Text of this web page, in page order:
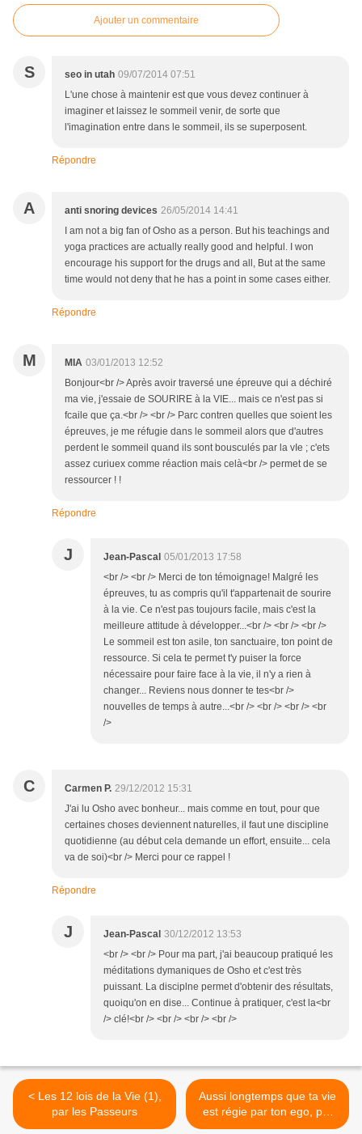
Ajouter un commentaire
S seo in utah 09/07/2014 07:51
L'une chose à maintenir est que vous devez continuer à
imaginer et laissez le sommeil venir, de sorte que
l'imagination entre dans le sommeil, ils se superposent.
Répondre
A anti snoring devices 26/05/2014 14:41
I am not a big fan of Osho as a person. But his teachings and
yoga practices are actually really good and helpful. I won
encourage his support for the drugs and all, But at the same
time would not deny that he has a point in some cases either.
Répondre
M MIA 03/01/2013 12:52
Bonjour<br /> Après avoir traversé une épreuve qui a déchiré
ma vie, j'essaie de SOURIRE à la VIE... mais ce n'est pas si
fcaile que ça.<br /> <br /> Parc contren quelles que soient les
épreuves, je me réfugie dans le sommeil alors que d'autres
perdent le sommeil quand ils sont bousculés par la vIe ; c'ets
assez curiuex comme réaction mais celà<br /> permet de se
ressourcer ! !
Répondre
J Jean-Pascal 05/01/2013 17:58
<br /> <br /> Merci de ton témoignage! Malgré les
épreuves, tu as compris qu'il t'appartenait de sourire
à la vie. Ce n'est pas toujours facile, mais c'est la
meilleure attitude à développer...<br /> <br /> <br />
Le sommeil est ton asile, ton sanctuaire, ton point de
ressource. Si cela te permet t'y puiser la force
nécessaire pour faire face à la vie, il n'y a rien à
changer... Reviens nous donner te tes<br />
nouvelles de temps à autre...<br /> <br /> <br /> <br
/>
C Carmen P. 29/12/2012 15:31
J'ai lu Osho avec bonheur... mais comme en tout, pour que
certaines choses deviennent naturelles, il faut une discipline
quotidienne (au début cela demande un effort, ensuite... cela
va de soi)<br /> Merci pour ce rappel !
Répondre
J Jean-Pascal 30/12/2012 13:53
<br /> <br /> Pour ma part, j'ai beaucoup pratiqué les
méditations dymaniques de Osho et c'est très
puissant. La disciplne permet d'obtenir des résultats,
quoiqu'on en dise... Continue à pratiquer, c'est la<br
/> clé!<br /> <br /> <br /> <br />
< Les 12 lois de la Vie (1),
par les Passeurs
Aussi longtemps que ta vie
est régie par ton ego, par
Eckart Tolle >